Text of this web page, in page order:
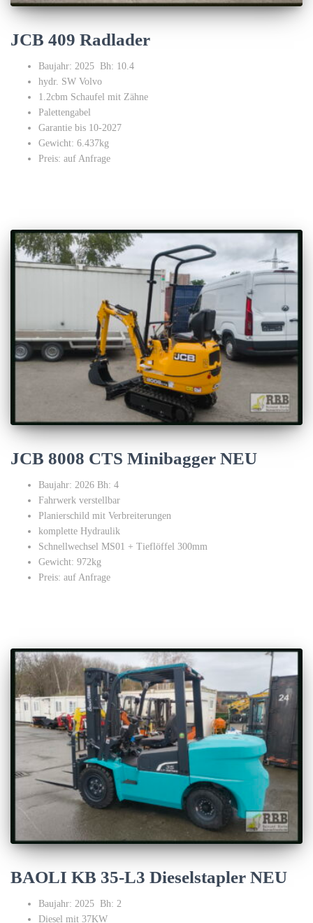
JCB 409 Radlader
Baujahr: 2025 Bh: 10.4
hydr. SW Volvo
1.2cbm Schaufel mit Zähne
Palettengabel
Garantie bis 10-2027
Gewicht: 6.437kg
Preis: auf Anfrage
JCB 8008 CTS Minibagger NEU
Baujahr: 2026 Bh: 4
Fahrwerk verstellbar
Planierschild mit Verbreiterungen
komplette Hydraulik
Schnellwechsel MS01 + Tieflöffel 300mm
Gewicht: 972kg
Preis: auf Anfrage
BAOLI KB 35-L3 Dieselstapler NEU
Baujahr: 2025 Bh: 2
Diesel mit 37KW